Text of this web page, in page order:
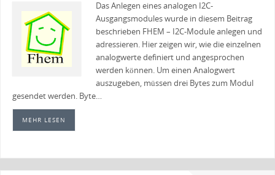
Das Anlegen eines analogen I2C-
Ausgangsmodules wurde in diesem Beitrag
beschrieben FHEM – I2C-Module anlegen und
adressieren. Hier zeigen wir, wie die einzelnen
analogwerte definiert und angesprochen
werden können. Um einen Analogwert
auszugeben, müssen drei Bytes zum Modul
gesendet werden. Byte…
MEHR LESEN